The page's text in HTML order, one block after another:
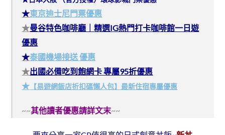
★東京迪士尼門票優惠
★曼谷特色咖啡廳｜精選IG熱門打卡咖啡館一日遊
優惠
★泰國機場接送 優惠
★出國必備吃到飽網卡 專屬95折優惠
★ 【易遊網飯店折扣碼懶人包】最新住宿專屬優惠
~~其他讀者優惠請詳文末~~